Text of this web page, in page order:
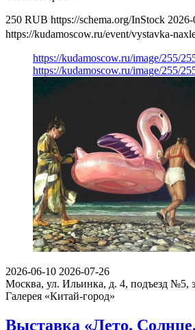
250 RUB https://schema.org/InStock
https://kudamoscow.ru/event/vystavka-
https://kudamoscow.ru/image/255/
https://kudamoscow.ru/image/255/
2026-06-10 2026-07-26
Москва, ул. Ильинка, д. 4, подъезд №5,
Галерея «Китай-город»
Выставка «Лето.